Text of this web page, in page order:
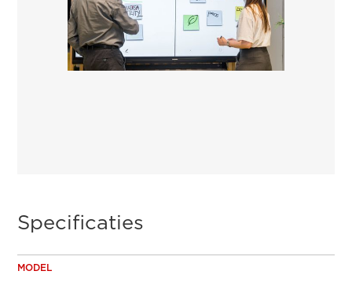
Specificaties
MODEL